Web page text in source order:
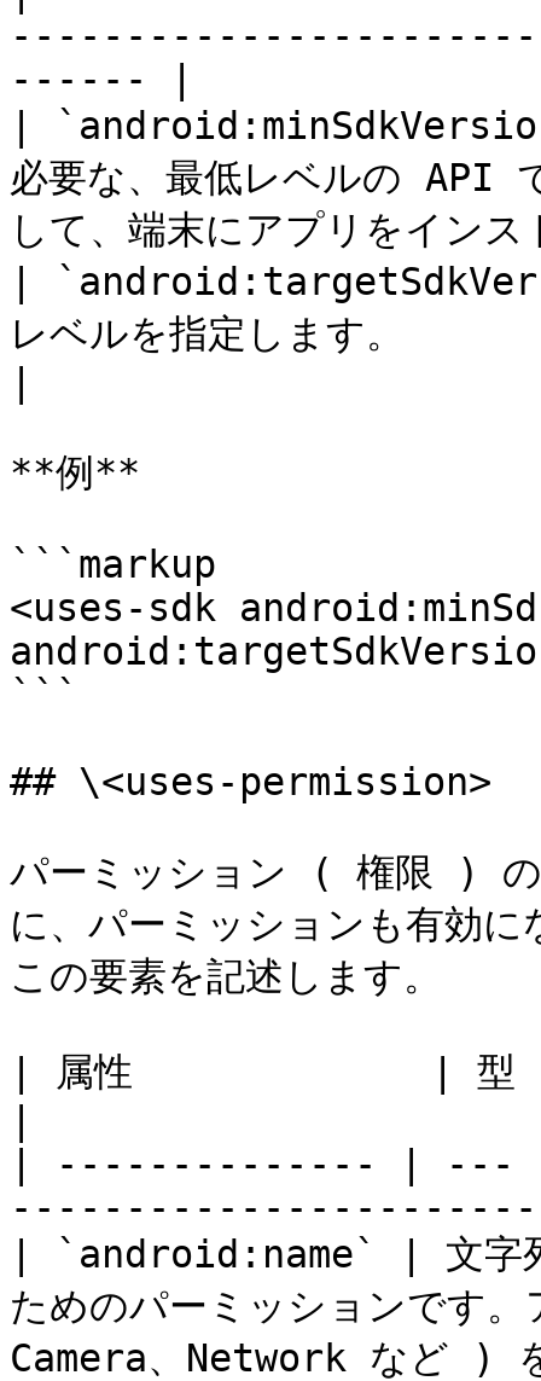
------ |
|
必要な、最低レベルの API
して、端末にアプリをイン
|
レベルを指定します。
**例**
```markup
<uses-sdk
```
## \<uses-permission>
パーミッション ( 権限 ) の
に、パーミッションも有効
この要素を記述します。
| 属性             | 型
| -------------- | ---
| `android:name` | 文字
ためのパーミッションです
Camera、Network など )